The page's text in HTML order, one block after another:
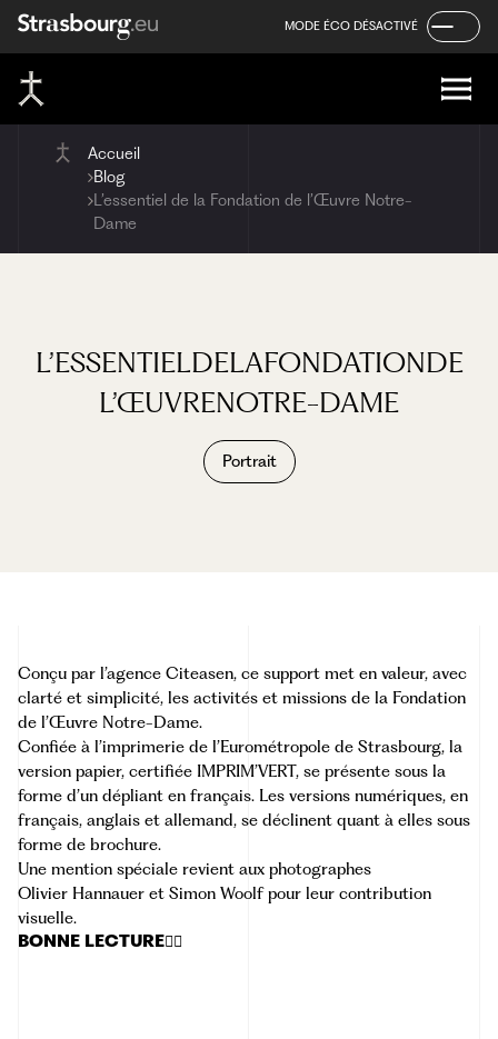
Aller
au
contenu
Aller
au
menu
Aller
au
pied
de
page
MODE ÉCO DÉSACTIVÉ
Accueil
Blog
L’essentiel de la Fondation de l’Œuvre Notre-
Dame
L’ESSENTIELDELAFONDATIONDE
L’ŒUVRENOTRE-DAME
Portrait
Conçu par l’agence Citeasen, ce support met en valeur, avec
clarté et simplicité, les activités et missions de la Fondation
de l’Œuvre Notre-Dame.
Confiée à l’imprimerie de l’Eurométropole de Strasbourg, la
version papier, certifiée IMPRIM’VERT, se présente sous la
forme d’un dépliant en français. Les versions numériques, en
français, anglais et allemand, se déclinent quant à elles sous
forme de brochure.
Une mention spéciale revient aux photographes
Olivier Hannauer et Simon Woolfpour leur contribution
visuelle.
BONNE LECTURE👇🏾
Panneau de gestion des cookies